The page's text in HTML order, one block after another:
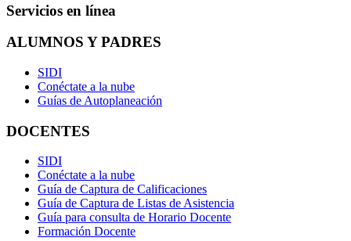
Servicios en línea
ALUMNOS Y PADRES
SIDI
Conéctate a la nube
Guías de Autoplaneación
DOCENTES
SIDI
Conéctate a la nube
Guía de Captura de Calificaciones
Guía de Captura de Listas de Asistencia
Guía para consulta de Horario Docente
Formación Docente